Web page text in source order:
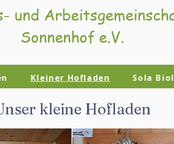
und
Sonnenhof e.V.
Kleiner Hofladen Sola
kleine Hofladen